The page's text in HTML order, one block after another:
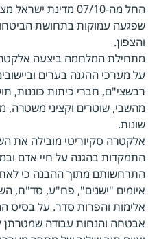
החל מה-07/10
שפגעה עמוקות בתחושת
והצפון.
מתחילת המלחמה ביצעה
על מערכי ההגנה בערים
רבשצי"ם, חברי כיתות כוננות,
מהשבי, שוטרים וקציני משטרה,
שונות.
אלקטרה סקיוריטי מובילה את
התמקדות בהגנה על חיי אדם
התרחשותם מתוך ההבנה כי
איומים "ישנים", פח"ע, סד"ח,
אלימות והפרות סדר. על בסיס
אבטחה והנחות עבודה שמטרתן